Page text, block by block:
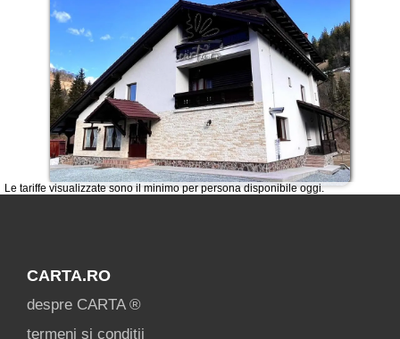
Le tariffe visualizzate sono il minimo per persona disponibile oggi.
CARTA.RO
despre CARTA ®
termeni și condiții